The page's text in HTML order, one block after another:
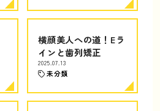
横顔美人への道！Eラ
インと歯列矯正
2025.07.13
未分類